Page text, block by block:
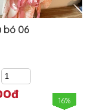
bó 06
16%